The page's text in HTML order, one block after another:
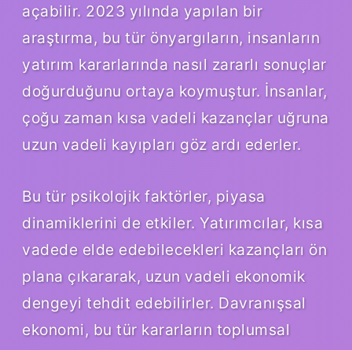
açabilir. 2023 yılında yapılan bir
araştırma, bu tür önyargıların, insanların
yatırım kararlarında nasıl zararlı sonuçlar
doğurduğunu ortaya koymuştur. İnsanlar,
çoğu zaman kısa vadeli kazançlar uğruna
uzun vadeli kayıpları göz ardı ederler.
Bu tür psikolojik faktörler, piyasa
dinamiklerini de etkiler. Yatırımcılar, kısa
vadede elde edebilecekleri kazançları ön
plana çıkararak, uzun vadeli ekonomik
dengeyi tehdit edebilirler. Davranışsal
ekonomi, bu tür kararların toplumsal